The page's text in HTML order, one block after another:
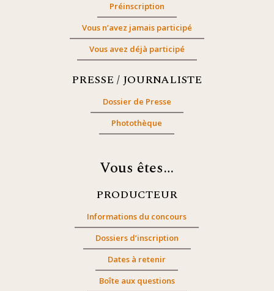
Préinscription
Vous n’avez jamais participé
Vous avez déjà participé
PRESSE / JOURNALISTE
Dossier de Presse
Photothèque
Vous êtes…
PRODUCTEUR
Informations du concours
Dossiers d’inscription
Dates à retenir
Boîte aux questions